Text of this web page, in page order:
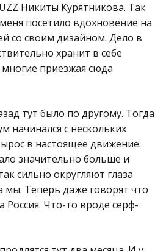
Никиты Курятникова. Так
посетило вдохновение на
со своим дизайном. Дело в
хранит в себе
приезжая сюда
тут было по другому. Тогда
начинался с нескольких
в настоящее движение.
значительно больше и
сильно округляют глаза
мы. Теперь даже говорят что
Что-то вроде серф-